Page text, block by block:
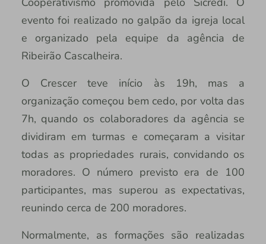
evento foi realizado no galpão da igreja local
e organizado pela equipe da agência de
Ribeirão Cascalheira.
O Crescer teve início às 19h, mas a
organização começou bem cedo, por volta das
7h, quando os colaboradores da agência se
dividiram em turmas e começaram a visitar
todas as propriedades rurais, convidando os
moradores. O número previsto era de 100
participantes, mas superou as expectativas,
reunindo cerca de 200 moradores.
Normalmente, as formações são realizadas